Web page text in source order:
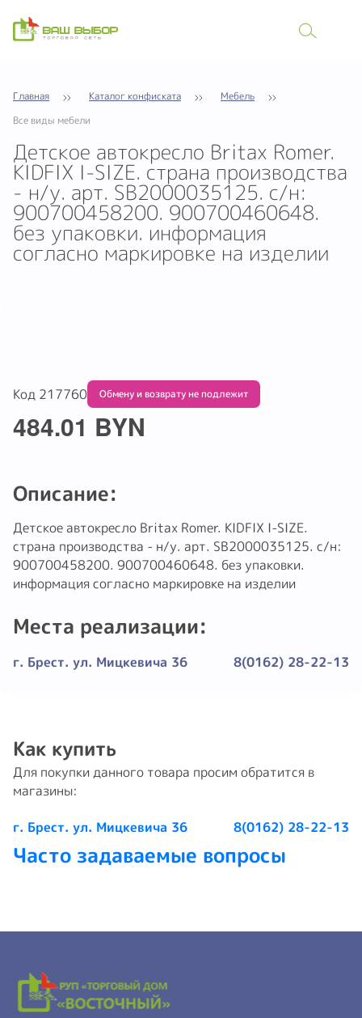
Главная Каталог конфиската
Мебель
Все виды мебели
Детское автокресло Britax Romer.
KIDFIX I-SIZE. страна производства
- н/у. арт. SB2000035125. с/н:
900700458200. 900700460648.
без упаковки. информация
согласно маркировке на изделии
Код 217760 Обмену и возврату не подлежит
484.01 BYN
Описание:
Детское автокресло Britax Romer. KIDFIX I-SIZE.
страна производства - н/у. арт. SB2000035125. с/н:
900700458200. 900700460648. без упаковки.
информация согласно маркировке на изделии
Места реализации:
г. Брест. ул. Мицкевича 36 8(0162) 28-22-13
Как купить
Для покупки данного товара просим обратится в
магазины:
г. Брест. ул. Мицкевича 36 8(0162) 28-22-13
Часто задаваемые вопросы